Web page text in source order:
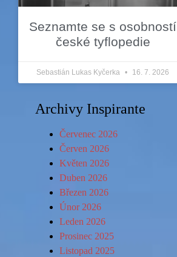
Seznamte se s osobností
české tyflopedie
Sebastián Lukas Kyčerka 16. 7. 2026
Archivy Inspirante
Červenec 2026
Červen 2026
Květen 2026
Duben 2026
Březen 2026
Únor 2026
Leden 2026
Prosinec 2025
Listopad 2025